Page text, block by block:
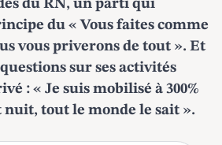
du RN, un parti qui
du « Vous faites comme
vous priverons de tout ». Et
sur ses activités
: « Je suis mobilisé à 300%
tout le monde le sait ».